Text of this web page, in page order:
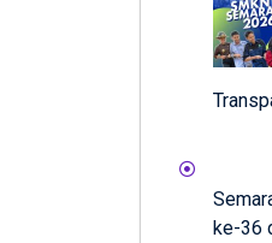
ke-36